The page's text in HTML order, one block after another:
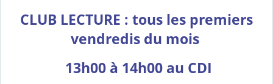
CLUB LECTURE : tous les premiers
vendredis du mois
13h00 à 14h00 au CDI